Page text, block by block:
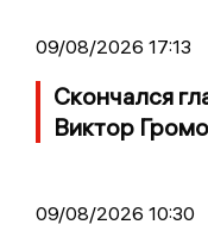
09/08/2026 17:13
Скончался
Виктор
09/08/2026 10:30